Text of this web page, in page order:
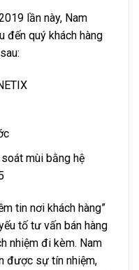
lần này, Nam
đến quý khách hàng
mùi bằng hệ
tin nơi khách hàng”
tố tư vấn bán hàng
nhiệm đi kèm. Nam
được sự tín nhiệm,